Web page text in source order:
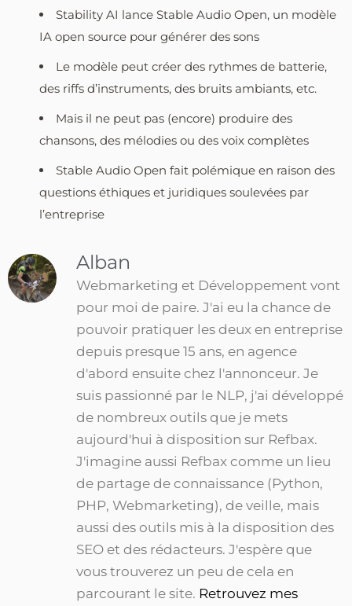
Stability AI lance Stable Audio Open, un modèle
IA open source pour générer des sons
Le modèle peut créer des rythmes de batterie,
des riffs d’instruments, des bruits ambiants, etc.
Mais il ne peut pas (encore) produire des
chansons, des mélodies ou des voix complètes
Stable Audio Open fait polémique en raison des
questions éthiques et juridiques soulevées par
l’entreprise
Alban
Webmarketing et Développement vont
pour moi de paire. J'ai eu la chance de
pouvoir pratiquer les deux en entreprise
depuis presque 15 ans, en agence
d'abord ensuite chez l'annonceur. Je
suis passionné par le NLP, j'ai développé
de nombreux outils que je mets
aujourd'hui à disposition sur Refbax.
J'imagine aussi Refbax comme un lieu
de partage de connaissance (Python,
PHP, Webmarketing), de veille, mais
aussi des outils mis à la disposition des
SEO et des rédacteurs. J'espère que
vous trouverez un peu de cela en
parcourant le site. Retrouvez mes